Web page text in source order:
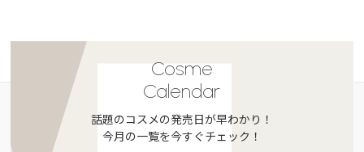
Cosme
Calendar
話題のコスメの発売日が早わかり！
今月の一覧を今すぐチェック！